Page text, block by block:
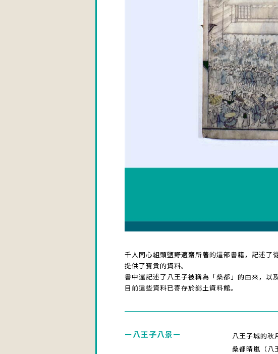
千人同心組頭鹽野適齋所著的這部書籍，記述
提供了寶貴的資料。
書中還記述了八王子被稱為「桑都」的由來，以
目前這些資料已寄存於鄉土資料館。
ー八王子八景ー
八王子城的秋
桑都晴嵐（八